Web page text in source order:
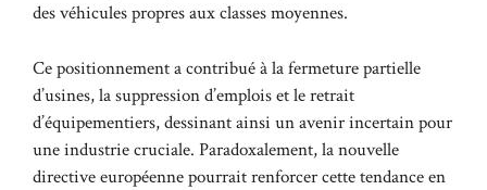
des véhicules propres aux classes moyennes.
Ce positionnement a contribué à la fermeture partielle
d’usines, la suppression d’emplois et le retrait
d’équipementiers, dessinant ainsi un avenir incertain pour
une industrie cruciale. Paradoxalement, la nouvelle
directive européenne pourrait renforcer cette tendance en